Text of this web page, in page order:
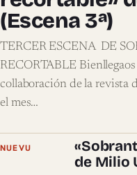
(Escena 3ª)
TERCER ESCENA DE
RECORTABLE
collaboración de la revista
el mes…
NUEVU
de Milio